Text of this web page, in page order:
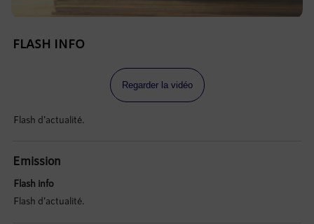
FLASH INFO
Regarder la vidéo
Flash d'actualité.
Emission
Flash info
Flash d'actualité.